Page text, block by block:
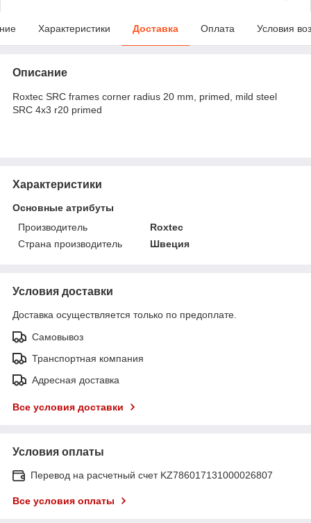
Характеристики Доставка Оплата Условия
Описание
Roxtec SRC frames corner radius 20 mm, primed, mild steel
SRC 4x3 r20 primed
Характеристики
Основные атрибуты
Производитель
Roxtec
Страна производитель
Швеция
Условия доставки
Доставка осуществляется только по предоплате.
Самовывоз
Транспортная компания
Адресная доставка
Все условия доставки
Условия оплаты
Перевод на расчетный счет KZ786017131000026807
Все условия оплаты